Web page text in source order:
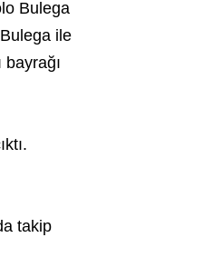
Bulega
ile
takip